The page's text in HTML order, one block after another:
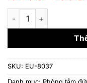
Phòng tắm xông hơi
SKU: EU-8037